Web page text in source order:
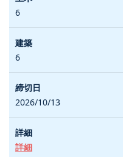
6
6
2026/10/13
詳細